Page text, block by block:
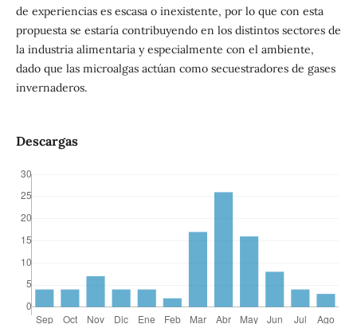
de experiencias es escasa o inexistente, por lo que con esta
propuesta se estaría contribuyendo en los distintos sectores de
la industria alimentaria y especialmente con el ambiente,
dado que las microalgas actúan como secuestradores de gases
invernaderos.
Descargas